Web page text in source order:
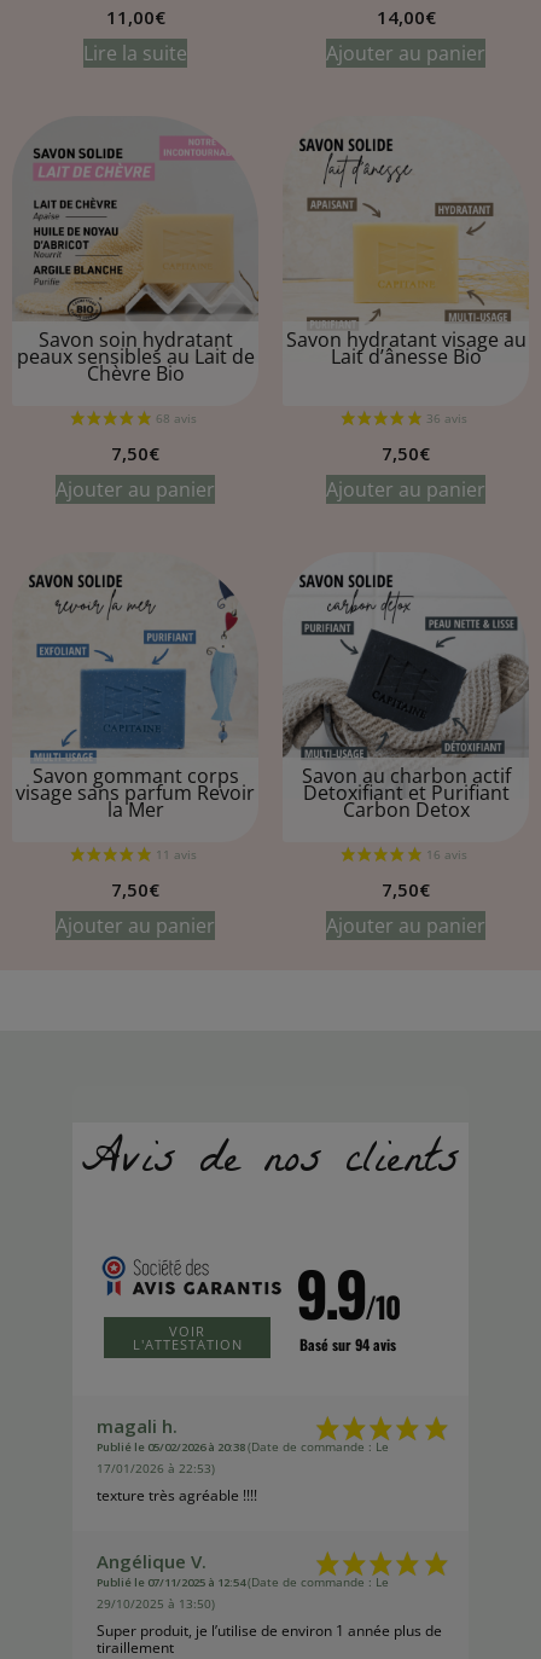
11,00€
Lire la suite
14,00€
Ajouter au panier
Savon soin hydratant
peaux sensibles au Lait de
Chèvre Bio
7,50€
Ajouter au panier
Savon hydratant visage au
Lait d’ânesse Bio
7,50€
Ajouter au panier
Savon gommant corps
visage sans parfum Revoir
la Mer
7,50€
Ajouter au panier
Savon au charbon actif
Detoxifiant et Purifiant
Carbon Detox
7,50€
Ajouter au panier
VOIR
L'ATTESTATION
9.9/10
Basé sur 94 avis
magali h.
Publié le 05/02/2026 à 20:38(Date de commande : Le
17/01/2026 à 22:53)
texture très agréable !!!!
Angélique V.
Publié le 07/11/2025 à 12:54(Date de commande : Le
29/10/2025 à 13:50)
Super produit, je l’utilise de environ 1 année plus de
tiraillement